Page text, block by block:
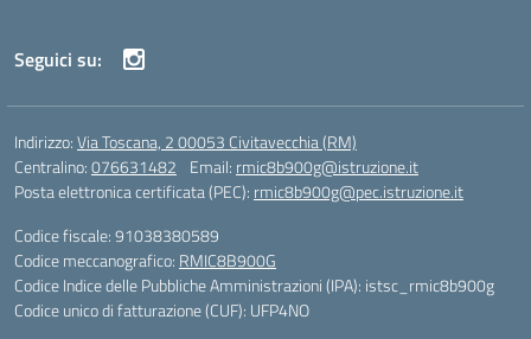
Seguici su:
Indirizzo:Via Toscana, 2 00053 Civitavecchia (RM)
Centralino:076631482 Email: rmic8b900g@istruzione.it
Posta elettronica certificata (PEC): rmic8b900g@pec.istruzione.it
Codice fiscale: 91038380589
Codice meccanografico: RMIC8B900G
Codice Indice delle Pubbliche Amministrazioni (IPA): istsc_rmic8b900g
Codice unico di fatturazione (CUF): UFP4NO